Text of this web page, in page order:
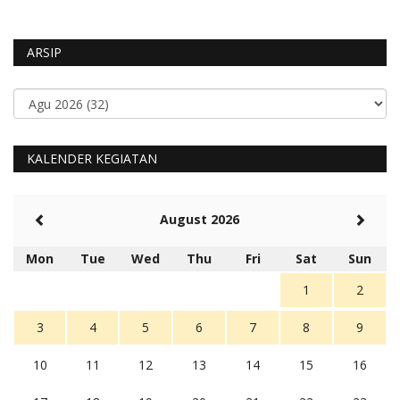
ARSIP
KALENDER KEGIATAN
August 2026
Mon Tue Wed Thu Fri Sat
Sun
1
2
3 4 5 6 7 8 9
10 11 12 13 14 15 16